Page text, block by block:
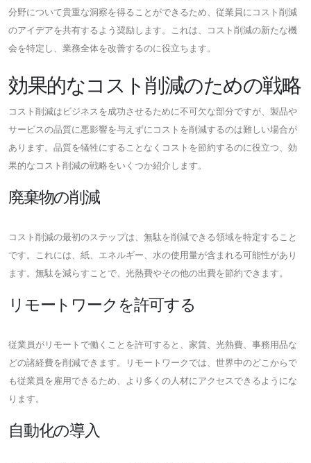
分野について貴重な洞察を得ることができるため、従業員にコスト削減
のアイデアを共有するよう奨励します。これは、コスト削減の新たな機
会を特定し、業務全体を改善するのに役立ちます。
効果的なコスト削減のための戦略
コスト削減はビジネスを成功させるために不可欠な部分ですが、製品や
サービスの品質に悪影響を与えずにコストを削減するのは難しい場合が
あります。品質を犠牲にすることなくコストを節約するのに役立つ、効
果的なコスト削減の戦略をいくつか紹介します。
廃棄物の削減
コスト削減の最初のステップは、無駄を削減できる領域を特定すること
です。これには、紙、エネルギー、水の使用量が含まれる可能性があり
ます。無駄を減らすことで、光熱費やその他の出費を節約できます。
リモートワークを許可する
従業員がリモートで働くことを許可すると、家賃、光熱費、事務用品な
どの諸経費を削減できます。リモートワークでは、世界中のどこからで
も従業員を雇用できるため、より多くの人材にアクセスできるようにな
ります。
自動化の導入